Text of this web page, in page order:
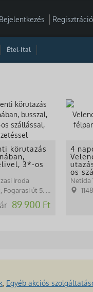
Bejelentkezés Regisztráció
Étel-Ital
körutazás
3*-os
Iroda
SZEMÉLYES ÜGYFÉLFOGADÁS)
89.900 Ft
4
os
Netida
1148
, Egyéb akciós